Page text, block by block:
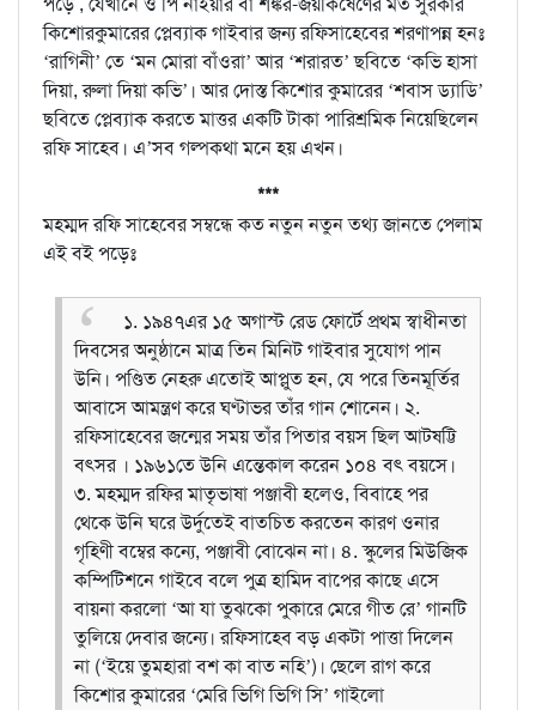
কিশোরকুমারের প্লেব্যাক গাইবার জন্য রফিসাহেবের শরণাপন্ন হনঃ
‘রাগিনী’ তে ‘মন মোরা বাঁওরা’ আর ‘শরারত’ ছবিতে ‘কভি হাসা
দিয়া, রুলা দিয়া কভি’। আর দোস্ত কিশোর কুমারের ‘শবাস ড্যাডি’
ছবিতে প্লেব্যাক করতে মাত্তর একটি টাকা পারিশ্রমিক নিয়েছিলেন
রফি সাহেব। এ’সব গল্পকথা মনে হয় এখন।
***
মহম্মদ রফি সাহেবের সম্বন্ধে কত নতুন নতুন তথ্য জানতে পেলাম
এই বই পড়েঃ
১. ১৯৪৭এর ১৫ অগাস্ট রেড ফোর্টে প্রথম স্বাধীনতা
দিবসের অনুষ্ঠানে মাত্র তিন মিনিট গাইবার সুযোগ পান
উনি। পণ্ডিত নেহরু এতোই আপ্লুত হন, যে পরে তিনমূর্তির
আবাসে আমন্ত্রণ করে ঘণ্টাভর তাঁর গান শোনেন। ২.
রফিসাহেবের জন্মের সময় তাঁর পিতার বয়স ছিল আটষট্টি
বৎসর । ১৯৬১তে উনি এন্তেকাল করেন ১০৪ বৎ বয়সে।
৩. মহম্মদ রফির মাতৃভাষা পঞ্জাবী হলেও, বিবাহে পর
থেকে উনি ঘরে উর্দুতেই বাতচিত করতেন কারণ ওনার
গৃহিণী বম্বের কন্যে, পঞ্জাবী বোঝেন না। ৪. স্কুলের মিউজিক
কম্পিটিশনে গাইবে বলে পুত্র হামিদ বাপের কাছে এসে
বায়না করলো ‘আ যা তুঝকো পুকারে মেরে গীত রে’ গানটি
তুলিয়ে দেবার জন্যে। রফিসাহেব বড় একটা পাত্তা দিলেন
না (‘ইয়ে তুমহারা বশ কা বাত নহি’)। ছেলে রাগ করে
কিশোর কুমারের ‘মেরি ভিগি ভিগি সি’ গাইলো